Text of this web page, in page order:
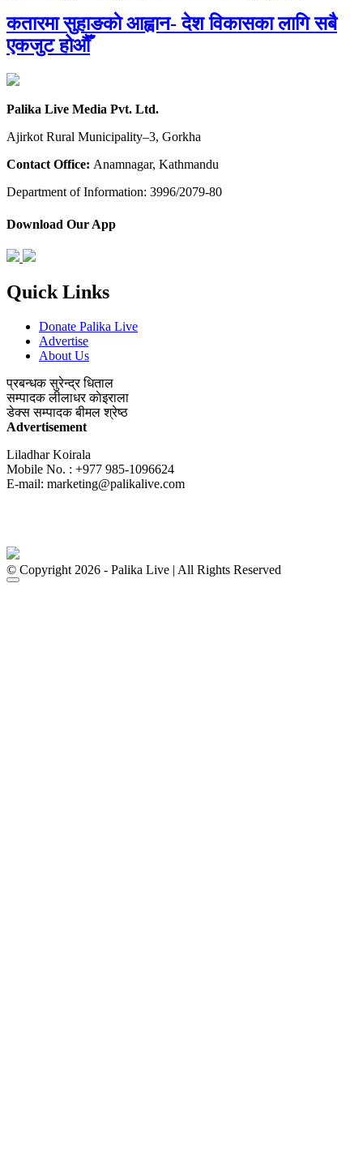
कतारमा सुहाङकाे आह्वान- देश विकासका लागि सबै
एकजुट होऔँ
Palika Live Media Pvt. Ltd.
Ajirkot Rural Municipality–3, Gorkha
Contact Office: Anamnagar, Kathmandu
Department of Information: 3996/2079-80
Download Our App
Quick Links
Donate Palika Live
Advertise
About Us
प्रबन्धकसुरेन्द्र धिताल
सम्पादकलीलाधर काेइराला
डेक्स सम्पादकबीमल श्रेष्ठ
Advertisement
Liladhar Koirala
Mobile No. : +977 985-1096624
E-mail: marketing@palikalive.com
© Copyright 2026 - Palika Live | All Rights Reserved